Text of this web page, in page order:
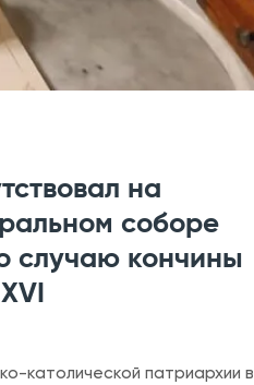
на
соборе
случаю кончины
католической патриархии в